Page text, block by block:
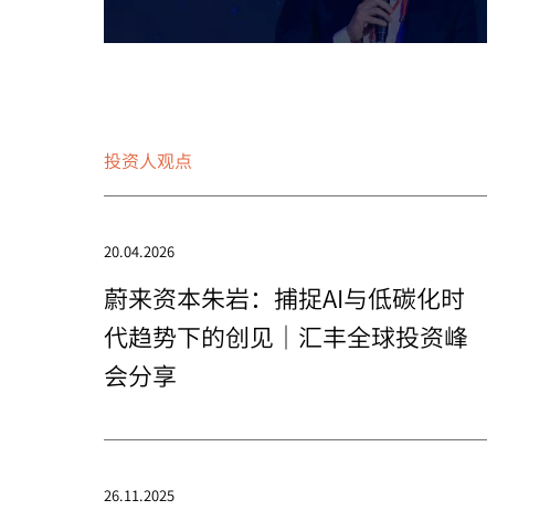
投资人观点
20.04.2026
蔚来资本朱岩：捕捉AI与低碳化时
代趋势下的创见｜汇丰全球投资峰
会分享
26.11.2025